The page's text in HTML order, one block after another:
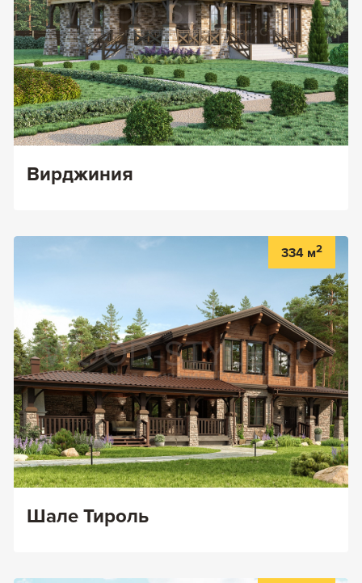
Вирджиния
334 м2
Шале Тироль